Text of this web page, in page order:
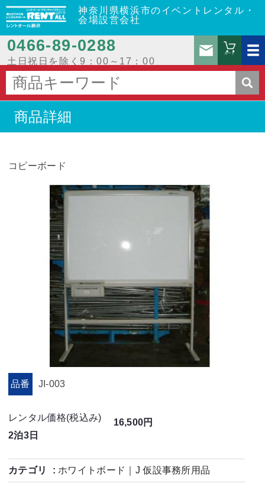
神奈川県横浜市のイベントレンタル・
会場設営会社
0466‐89‐0288
土日祝日を除く9：00～17：00
お問
カート
商品詳細
コピーボード
品番 JI-003
レンタル価格(税込み)
2泊3日
16,500円
カテゴリ ホワイトボード J 仮設事務所用品